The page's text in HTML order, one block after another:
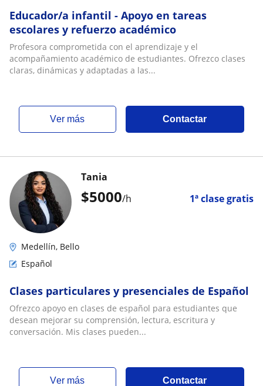
Educador/a infantil - Apoyo en tareas
escolares у refuerzo académico
Profesora comprometida con el aprendizaje y el
acompañamiento académico de estudiantes. Ofrezco clases
claras, dinámicas y adaptadas a las...
ver más Contactar
$5000/h 1ª clase gratis
Tania
Medellín, Bello
Español
Clases particulares y presenciales de Español
Ofrezco apoyo en clases de español para estudiantes que
desean mejorar su comprensión, lectura, escritura y
conversación. Mis clases pueden...
ver más Contactar